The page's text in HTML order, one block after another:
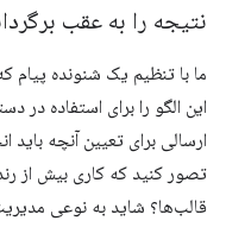
نتیجه را به عقب
ما با تنظیم یک شنونده پیام
این الگو را برای استفاده در
ارسالی برای تعیین آنچه
تصور کنید که کاری بیش از
قالب‌ها؟ شاید به نوعی